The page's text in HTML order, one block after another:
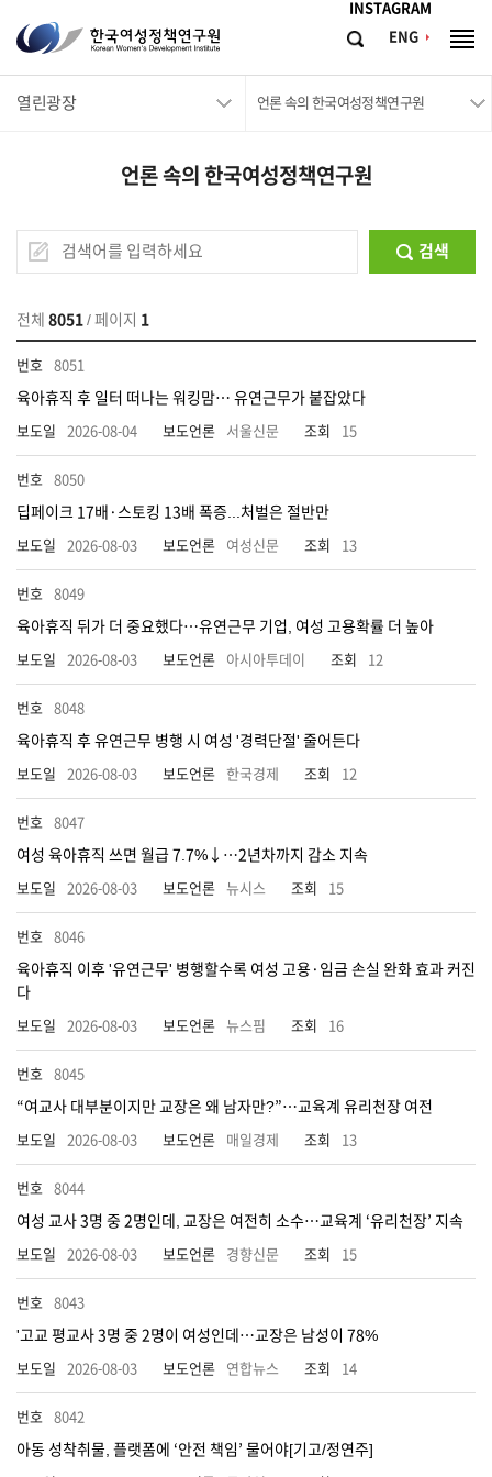
INSTAGRAM
ENG
한
국
여
구
원
Korean
Women's
Development
Institute
검
체
열린광장 언론 속의 한국여성정책연구원
언론 속의 한국여성정책연구원
검색
전체 8051 / 페이지 1
8051
육아휴직 후 일터 떠나는 워킹맘… 유연근무가 붙잡았다
2026-08-04 서울신문 15
8050
딥페이크 17배·스토킹 13배 폭증...처벌은 절반만
2026-08-03 여성신문 13
8049
육아휴직 뒤가 더 중요했다…유연근무 기업, 여성 고용확률 더 높아
2026-08-03 아시아투데이 12
8048
육아휴직 후 유연근무 병행 시 여성 '경력단절' 줄어든다
2026-08-03 한국경제 12
8047
여성 육아휴직 쓰면 월급 7.7%↓…2년차까지 감소 지속
2026-08-03 뉴시스 15
8046
육아휴직 이후 '유연근무' 병행할수록 여성 고용·임금 손실 완화 효과 커진
다
2026-08-03 뉴스핌 16
8045
“여교사 대부분이지만 교장은 왜 남자만?”…교육계 유리천장 여전
2026-08-03 매일경제 13
8044
여성 교사 3명 중 2명인데, 교장은 여전히 소수…교육계 ‘유리천장’ 지속
2026-08-03 경향신문 15
8043
'고교 평교사 3명 중 2명이 여성인데…교장은 남성이 78%
2026-08-03 연합뉴스 14
8042
아동 성착취물, 플랫폼에 ‘안전 책임’ 물어야[기고/정연주]